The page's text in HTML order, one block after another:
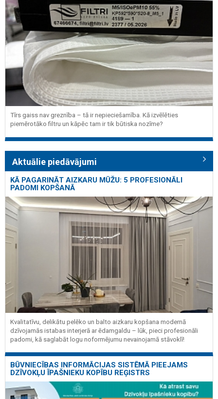
Tīrs gaiss nav greznība – tā ir nepieciešamība. Kā izvēlēties
piemērotāko filtru un kāpēc tam ir tik būtiska nozīme?
Aktuālie piedāvājumi
KĀ PAGARINĀT AIZKARU MŪŽU: 5 PROFESIONĀLI
PADOMI KOPŠANĀ
Kvalitatīvu, delikātu pelēko un balto aizkaru kopšana modernā
dzīvojamās istabas interjerā ar ēdamgaldu – lūk, pieci profesionāli
padomi, kā saglabāt logu noformējumu nevainojamā stāvoklī!
BŪVNIECĪBAS INFORMĀCIJAS SISTĒMĀ PIEEJAMS
DZĪVOKĻU ĪPAŠNIEKU KOPĪBU REĢISTRS